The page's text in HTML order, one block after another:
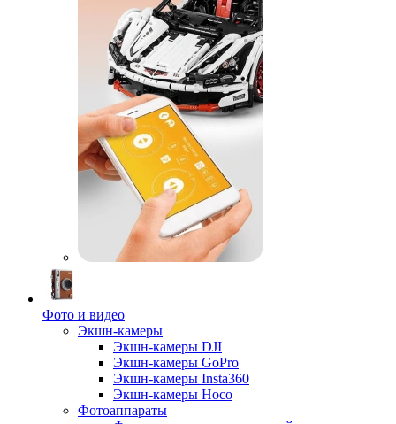
Фото и видео
Экшн-камеры
Экшн-камеры DJI
Экшн-камеры GoPro
Экшн-камеры Insta360
Экшн-камеры Hoco
Фотоаппараты